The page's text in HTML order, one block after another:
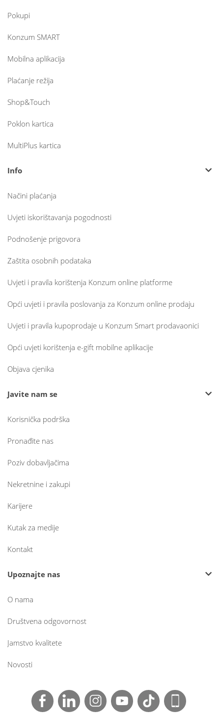
Pokupi
Konzum SMART
Mobilna aplikacija
Plaćanje režija
Shop&Touch
Poklon kartica
MultiPlus kartica
Info
Načini plaćanja
Uvjeti iskorištavanja pogodnosti
Podnošenje prigovora
Zaštita osobnih podataka
Uvjeti i pravila korištenja Konzum online platforme
Opći uvjeti i pravila poslovanja za Konzum online prodaju
Uvjeti i pravila kupoprodaje u Konzum Smart prodavaonici
Opći uvjeti korištenja e-gift mobilne aplikacije
Objava cjenika
Javite nam se
Korisnička podrška
Pronađite nas
Poziv dobavljačima
Nekretnine i zakupi
Karijere
Kutak za medije
Kontakt
Upoznajte nas
O nama
Društvena odgovornost
Jamstvo kvalitete
Novosti